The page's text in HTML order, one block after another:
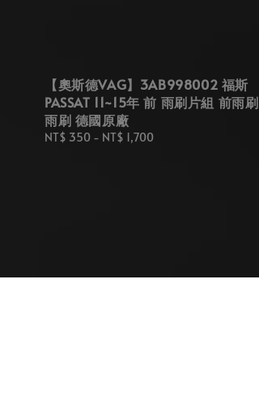
【奧斯德VAG】3AB998002 福斯
PASSAT 11~15年 前 雨刷片組 前雨刷
雨刷 德國原廠
Regular
NT$ 350 - NT$ 1,700